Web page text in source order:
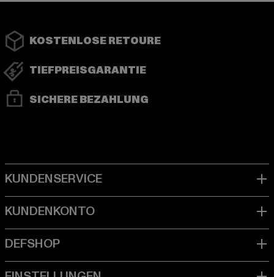
KOSTENLOSE RETOURE
TIEFPREISGARANTIE
SICHERE BEZAHLUNG